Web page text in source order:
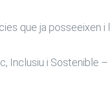
que ja posseeixen
Inclusiu i Sostenible